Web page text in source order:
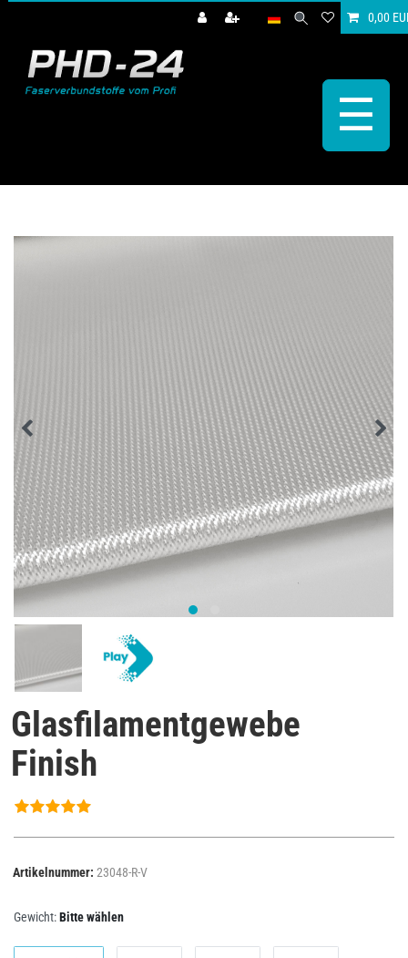
0,00
☰
Glasfilamentgewebe
Finish
Artikelnummer: 23048-R-V
Gewicht:Bitte wählen